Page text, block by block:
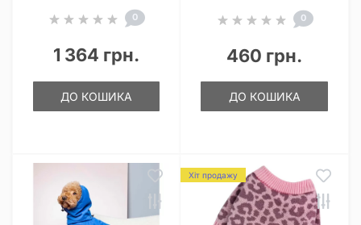
0
1 364 грн.
ДО КОШИКА
0
460 грн.
ДО КОШИКА
Хіт продажу